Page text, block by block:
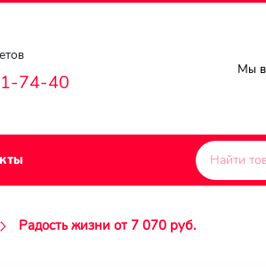
74-40
Мы в
Радость жизни от 7 070 руб.